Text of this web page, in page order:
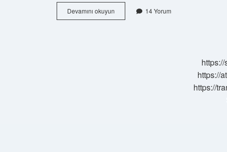
Devamını okuyun Manisanın
En
14 Yorum
https://
https://